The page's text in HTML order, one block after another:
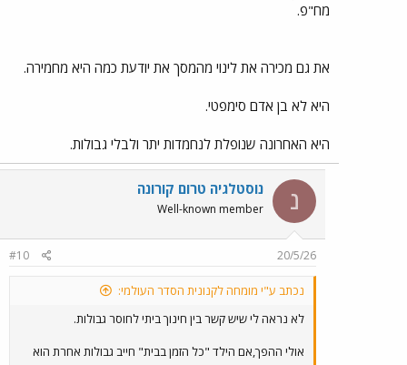
מח"פ.
את גם מכירה את לינוי מהמסך את יודעת כמה היא מחמירה.
היא לא בן אדם סימפטי.
היא האחרונה שנופלת לנחמדות יתר ולבלי גבולות.
נ נוסטלגיה טרום קורונה
Well-known member
20/5/26
#10
נכתב ע"י מומחה לקנונית הסדר העולמי:
לא נראה לי שיש קשר בין חינוך ביתי לחוסר גבולות.
אולי ההפך,אם הילד "כל הזמן בבית" חייב גבולות אחרת הוא